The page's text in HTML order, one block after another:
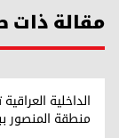
مقالة ذات
الداخلية
منطقة المنصور